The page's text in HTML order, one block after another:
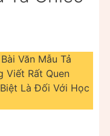
Văn Mẫu Tả
Viết Rất Quen
Là Đối Với Học